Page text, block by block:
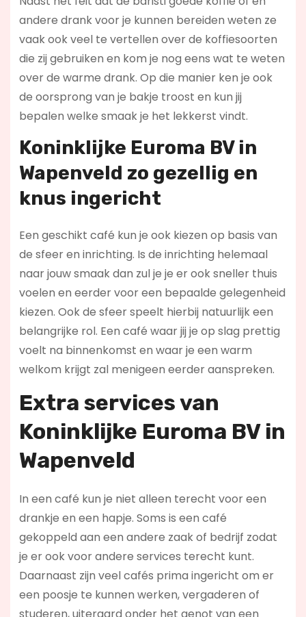
andere drank voor je kunnen bereiden weten ze
vaak ook veel te vertellen over de koffiesoorten
die zij gebruiken en kom je nog eens wat te weten
over de warme drank. Op die manier ken je ook
de oorsprong van je bakje troost en kun jij
bepalen welke smaak je het lekkerst vindt.
Koninklijke Euroma BV in
Wapenveld zo gezellig en
knus ingericht
Een geschikt café kun je ook kiezen op basis van
de sfeer en inrichting. Is de inrichting helemaal
naar jouw smaak dan zul je je er ook sneller thuis
voelen en eerder voor een bepaalde gelegenheid
kiezen. Ook de sfeer speelt hierbij natuurlijk een
belangrijke rol. Een café waar jij je op slag prettig
voelt na binnenkomst en waar je een warm
welkom krijgt zal menigeen eerder aanspreken.
Extra services van
Koninklijke Euroma BV in
Wapenveld
In een café kun je niet alleen terecht voor een
drankje en een hapje. Soms is een café
gekoppeld aan een andere zaak of bedrijf zodat
je er ook voor andere services terecht kunt.
Daarnaast zijn veel cafés prima ingericht om er
een poosje te kunnen werken, vergaderen of